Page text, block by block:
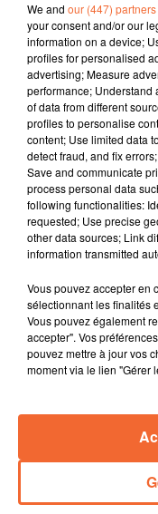
12 février 2025 - 13
JOURNAL DU
Fabien Gazeau
L'info près de chez
Présenté par Fabien
- Carte scolaire : La
classes pour 9
- Inquiétude
se mobilise demain
- Le sénateur
matin.
- Le Théatre de
scène de l’œuvre de
histoire vraie »
- Les Bassins du
0:00
We and our (447) partners
your consent and/or our
information on a device;
profiles for personalised
advertising; Measure
performance; Understand
of data from different
profiles to personalise
content; Use limited data
detect fraud, and fix
Save and communicate
process personal data
following functionalities:
requested; Use precise
other data sources; Link
information transmitted
Vous pouvez accepter en
sélectionnant les finalités
Vous pouvez également
accepter". Vos
pouvez mettre à jour vos
moment via le lien "Gérer